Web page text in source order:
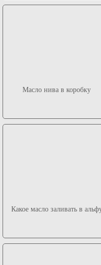
Масло нива в коробку
Какое масло заливать в